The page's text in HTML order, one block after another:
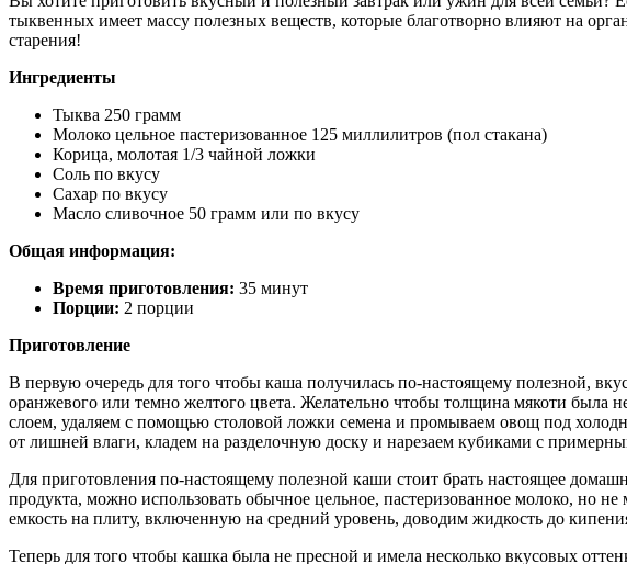
тыквенных имеет массу полезных веществ, которые благотворно влияют на
старения!
Ингредиенты
Тыква 250 грамм
Молоко цельное пастеризованное 125 миллилитров (пол стакана)
Корица, молотая 1/3 чайной ложки
Соль по вкусу
Сахар по вкусу
Масло сливочное 50 грамм или по вкусу
Общая информация:
Время приготовления: 35 минут
Порции: 2 порции
Приготовление
В первую очередь для того чтобы каша получилась по-настоящему полезной,
оранжевого или темно желтого цвета. Желательно чтобы толщина мякоти была
слоем, удаляем с помощью столовой ложки семена и промываем овощ под
от лишней влаги, кладем на разделочную доску и нарезаем кубиками с
Для приготовления по-настоящему полезной каши стоит брать настоящее
продукта, можно использовать обычное цельное, пастеризованное молоко, но
емкость на плиту, включенную на средний уровень, доводим жидкость до
Теперь для того чтобы кашка была не пресной и имела несколько вкусовых